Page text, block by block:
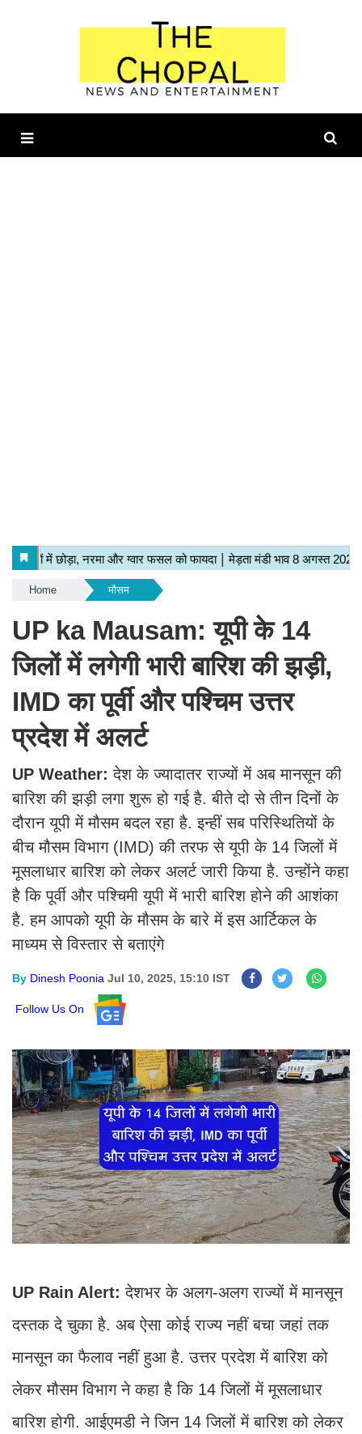
Home मौसम
UP ka Mausam: यूपी के 14
जिलों में लगेगी भारी बारिश की झड़ी,
IMD का पूर्वी और पश्चिम उत्तर
प्रदेश में अलर्ट
UP Weather: देश के ज्यादातर राज्यों में अब मानसून की
बारिश की झड़ी लगा शुरू हो गई है. बीते दो से तीन दिनों के
दौरान यूपी में मौसम बदल रहा है. इन्हीं सब परिस्थितियों के
बीच मौसम विभाग (IMD) की तरफ से यूपी के 14 जिलों में
मूसलाधार बारिश को लेकर अलर्ट जारी किया है. उन्होंने कहा
है कि पूर्वी और पश्चिमी यूपी में भारी बारिश होने की आशंका
है. हम आपको यूपी के मौसम के बारे में इस आर्टिकल के
माध्यम से विस्तार से बताएंगे
By Dinesh Poonia Jul 10, 2025, 15:10 IST
Follow Us On
UP Rain Alert:देशभर के अलग-अलग राज्यों में मानसून
दस्तक दे चुका है. अब ऐसा कोई राज्य नहीं बचा जहां तक
मानसून का फैलाव नहीं हुआ है. उत्तर प्रदेश में बारिश को
लेकर मौसम विभाग ने कहा है कि 14 जिलों में मूसलाधार
बारिश होगी. आईएमडी ने जिन 14 जिलों में बारिश को लेकर